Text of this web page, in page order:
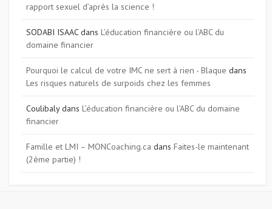
rapport sexuel d’après la science !
SODABI ISAACdans L’éducation financière ou l’ABC du
domaine financier
Pourquoi le calcul de votre IMC ne sert à rien - Blaque dans
Les risques naturels de surpoids chez les femmes
Coulibalydans L’éducation financière ou l’ABC du domaine
financier
Famille et LMI – MONCoaching.ca dans Faites-le maintenant
(2ème partie) !